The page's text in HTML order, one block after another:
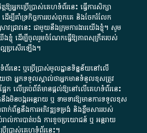
អ្នកប្រើប្រាស់គេហទំព័រនេះ ធ្វើការសិក្សា
ដើម្បីគាំទ្រកិច្ចការ​របស់ពួកគេ និងចែករំលែក
វជ្រាវនេះ ជាមួយនឹងក្រុមការងារយើងខ្ញុំ។ សូម
ខ្ញុំ ដើម្បីចូលរួមចំណែកធ្វើឱ្យភាពសុក្រឹតរបស់
ប្រសើរឡើង។
រនេះ ឬប្រើប្រាស់មូលដ្ឋានទិន្នន័យនៅលើ
ថា អ្នកទទួលស្គាល់ថាអ្នកមានទំនួលខុសត្រូវ
ែក លើគ្រប់ព័ត៌មានផ្តល់ឱ្យនៅលើគេហទំព័រនេះ
មិនបង្ករអន្តរាយ ឬ ទាមទារ​ឱ្យមានការទទួលខុស​
ាក់ព័ន្ធនឹងការអភិវឌ្ឍទម្រង់ និងខ្លឹមសាររបស់
ាល់ការបាត់បង់ ការខូចប្រយោជន៍ ឬ អន្តរាយ
ប្រាស់គេហទំព័រនេះ។